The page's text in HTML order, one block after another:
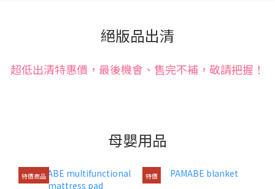
絕版品出清
超低出清特惠價，最後機會、售完不補，敬請把握！
母嬰用品
特價商品 特價